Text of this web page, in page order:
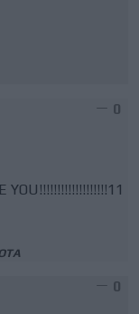
0
YOU!!!!!!!!!!!!!!!!!!!11
0